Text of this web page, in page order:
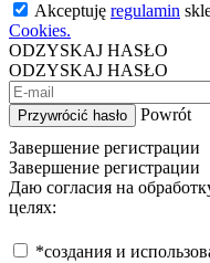
Akceptuję regulamin
Cookies.
ODZYSKAJ HASŁO
ODZYSKAJ HASŁO
Przywrócić hasło
Powrót
Завершение регистрации
Завершение регистрации
Даю согласия на
целях:
*создания и